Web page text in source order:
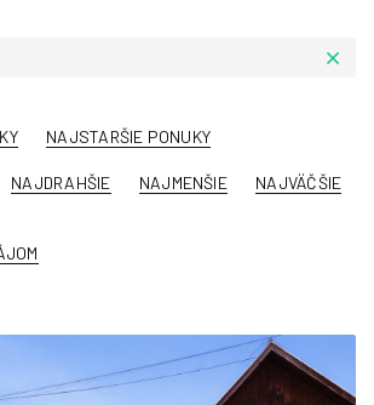
NAJSTARŠIE PONUKY
NAJDRAHŠIE NAJMENŠIE NAJVÄČŠIE